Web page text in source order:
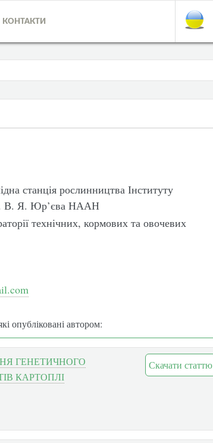
КОНТАКТИ
станція рослинництва Інституту
В. Я. Юр’єва НААН
технічних, кормових та овочевих
опубліковані автором:
Скачати статтю
ГЕНЕТИЧНОГО
КАРТОПЛІ